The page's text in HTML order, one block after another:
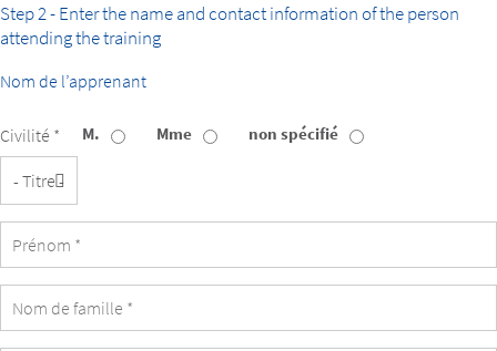
Step 2 - Enter the name and contact information of the person
attending the training
Nom de l’apprenant
Civilité * M. Mme non spécifié